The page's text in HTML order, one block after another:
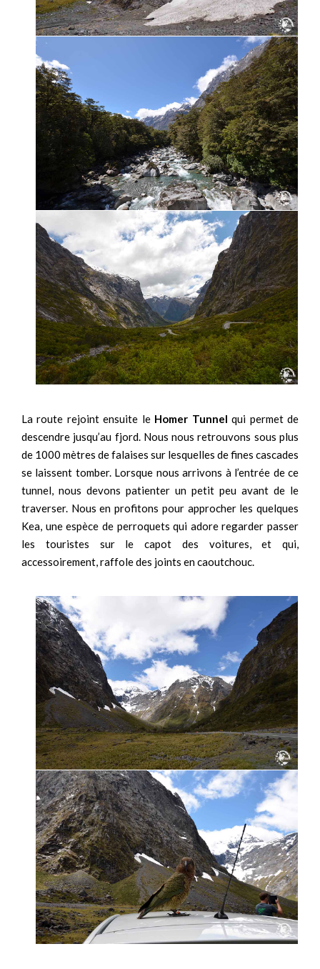
La route rejoint ensuite leHomer Tunnel qui permet de
descendre jusqu’au fjord. Nous nous retrouvons sous plus
de 1000 mètres de falaises sur lesquelles de fines cascades
se laissent tomber. Lorsque nous arrivons à l’entrée de ce
tunnel, nous devons patienter un petit peu avant de le
traverser. Nous en profitons pour approcher les quelques
Kea, une espèce de perroquets qui adore regarder passer
les touristes sur le capot des voitures, et qui,
accessoirement, raffole des joints en caoutchouc.